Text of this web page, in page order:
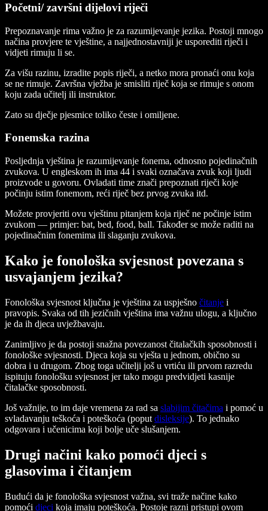
Početni/ završni dijelovi riječi
Prepoznavanje rima važno je za razumijevanje jezika. Postoji mnogo
načina provjere te vještine, a najjednostavniji je usporediti riječi i
vidjeti rimuju li se.
Za višu razinu, izradite popis riječi, a netko mora pronaći onu koja
se ne rimuje. Završna vježba je smisliti riječ koja se rimuje s onom
koju zada učitelj ili instruktor.
Zato su dječje pjesmice toliko česte i omiljene.
Fonemska razina
Posljednja vještina je razumijevanje fonema, odnosno pojedinačnih
zvukova. U engleskom ih ima 44 i svaki označava zvuk koji ljudi
proizvode u govoru. Ovladati time znači prepoznati riječi koje
počinju istim fonemom, reći riječ bez prvog zvuka itd.
Možete provjeriti ovu vještinu pitanjem koja riječ ne počinje istim
zvukom — primjer: bat, bed, food, ball. Također se može raditi na
pojedinačnim fonemima ili slaganju zvukova.
Kako je fonološka svjesnost povezana s
usvajanjem jezika?
Fonološka svjesnost ključna je vještina za uspješno čitanje i
pravopis. Svaka od tih jezičnih vještina ima važnu ulogu, a ključno
je da ih djeca uvježbavaju.
Zanimljivo je da postoji snažna povezanost čitalačkih sposobnosti i
fonološke svjesnosti. Djeca koja su vješta u jednom, obično su
dobra i u drugom. Zbog toga učitelji još u vrtiću ili prvom razredu
ispituju fonološku svjesnost jer tako mogu predvidjeti kasnije
čitalačke sposobnosti.
Još važnije, to im daje vremena za rad sa slabijim čitačima i pomoć u
svladavanju teškoća i poteškoća (poput disleksije). To jednako
odgovara i učenicima koji bolje uče slušanjem.
Drugi načini kako pomoći djeci s
glasovima i čitanjem
Budući da je fonološka svjesnost važna, svi traže načine kako
pomoći djeci koja imaju poteškoća. Postoje razni pristupi ovom